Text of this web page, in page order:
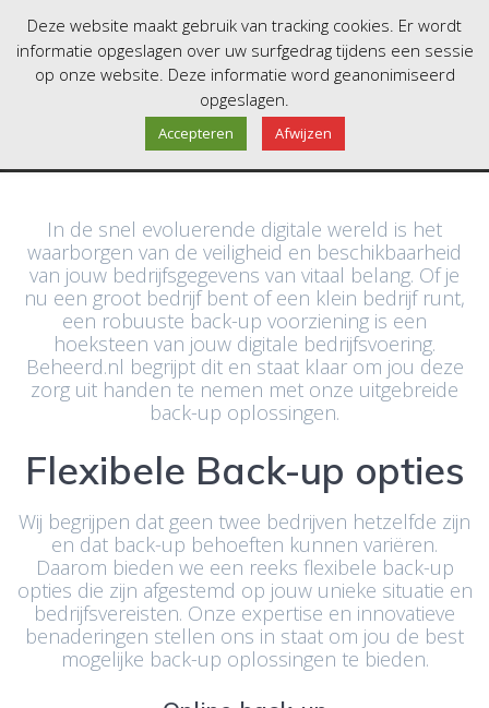
to
content
Back-up
In de snel evoluerende digitale wereld is het
waarborgen van de veiligheid en beschikbaarheid
van jouw bedrijfsgegevens van vitaal belang. Of je
nu een groot bedrijf bent of een klein bedrijf runt,
een robuuste back-up voorziening is een
hoeksteen van jouw digitale bedrijfsvoering.
Beheerd.nl begrijpt dit en staat klaar om jou deze
zorg uit handen te nemen met onze uitgebreide
back-up oplossingen.
Flexibele Back-up opties
Wij begrijpen dat geen twee bedrijven hetzelfde zijn
en dat back-up behoeften kunnen variëren.
Daarom bieden we een reeks flexibele back-up
opties die zijn afgestemd op jouw unieke situatie en
bedrijfsvereisten. Onze expertise en innovatieve
benaderingen stellen ons in staat om jou de best
mogelijke back-up oplossingen te bieden.
Deze website maakt gebruik van tracking cookies. Er wordt
informatie opgeslagen over uw surfgedrag tijdens een sessie
op onze website. Deze informatie word geanonimiseerd
opgeslagen.
Accepteren Afwijzen